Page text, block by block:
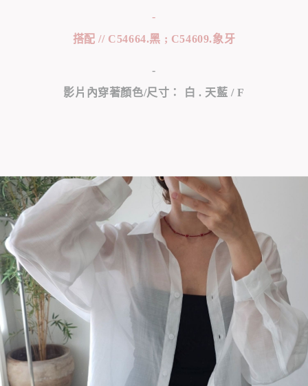
-
搭配 // C54664.黑 ; C54609.象牙
-
影片內穿著顏色/尺寸： 白 . 天藍 / F